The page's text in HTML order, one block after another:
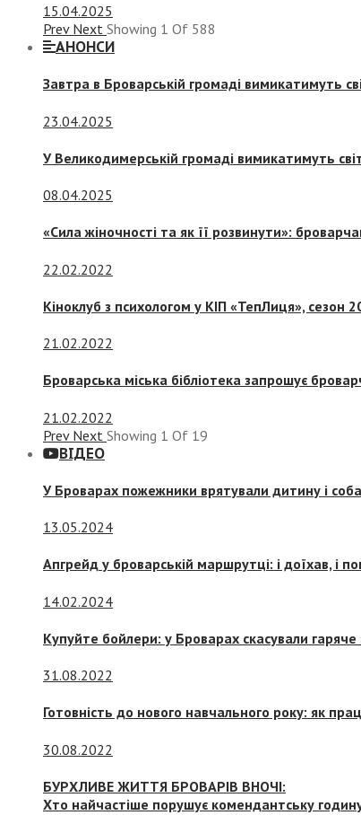
15.04.2025
Prev Next Showing 1 Of 588
АНОНСИ
Завтра в Броварській громаді вимикатимуть
23.04.2025
У Великодимерській громаді вимикатимуть
08.04.2025
«Сила жіночності та як її розвинути»:
22.02.2022
Кіноклуб з психологом у КІП «ТепЛиця», сезон
21.02.2022
Броварська міська бібліотека запрошує
21.02.2022
Prev Next Showing 1 Of 19
ВІДЕО
У Броварах пожежники врятували дитину і
13.05.2024
Апгрейд у броварській маршрутці: і доїхав, і
14.02.2024
Купуйте бойлери: у Броварах скасували
31.08.2022
Готовність до нового навчального року: як
30.08.2022
БУРХЛИВЕ ЖИТТЯ БРОВАРІВ ВНОЧІ:
Хто найчастіше порушує комендантську